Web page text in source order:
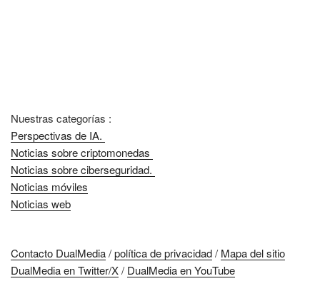
Nuestras categorías :
Perspectivas de IA.
Noticias sobre criptomonedas
Noticias sobre ciberseguridad.
Noticias móviles
Noticias web
Contacto DualMedia/política de privacidad/ Mapa del sitio
DualMedia en Twitter/X/ DualMedia en YouTube